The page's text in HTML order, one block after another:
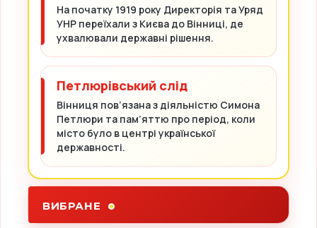
На початку 1919 року Директорія та Уряд
УНР переїхали з Києва до Вінниці, де
ухвалювали державні рішення.
Петлюрівський слід
Вінниця пов’язана з діяльністю Симона
Петлюри та пам’яттю про період, коли
місто було в центрі української
державності.
ВИБРАНЕ